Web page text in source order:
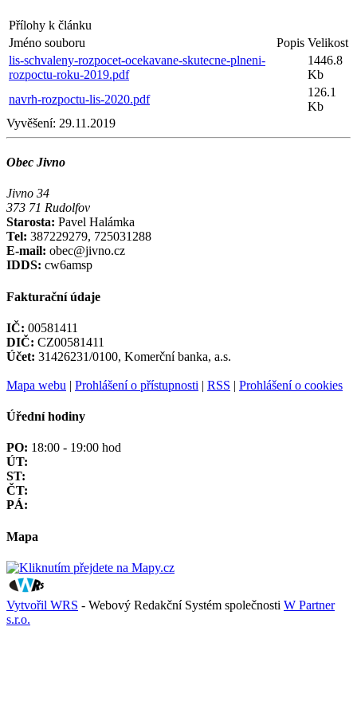
Přílohy k článku
Jméno souboru
Popis Velikost
lis-schvaleny-rozpocet-ocekavane-skutecne-plneni-
rozpoctu-roku-2019.pdf
1446.8
Kb
navrh-rozpoctu-lis-2020.pdf
126.1
Kb
Vyvěšení: 29.11.2019
Obec Jivno
Jivno 34
373 71 Rudolfov
Starosta: Pavel Halámka
Tel: 387229279, 725031288
E-mail: obec@jivno.cz
IDDS: cw6amsp
Fakturační údaje
IČ: 00581411
DIČ: CZ00581411
Účet: 31426231/0100, Komerční banka, a.s.
Mapa webu | Prohlášení o přístupnosti | RSS | Prohlášení o cookies
Úřední hodiny
PO: 18:00 - 19:00 hod
ÚT:
ST:
ČT:
PÁ:
Mapa
Vytvořil WRS - Webový Redakční Systém společnosti W Partner
s.r.o.